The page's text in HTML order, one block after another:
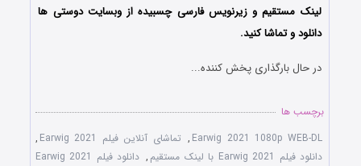
لینک مستقیم و زیرنویس فارسی چسبیده از وبسایت دوستی ها
دانلود و تماشا کنید.
در حال بارگذاری پخش کننده...
برچسب ها
Earwig 2021 1080p WEB-DL
, تماشای آنلاین فیلم Earwig 2021
,
دانلود فیلم Earwig 2021 با لینک مستقیم
,
دانلود فیلم Earwig 2021